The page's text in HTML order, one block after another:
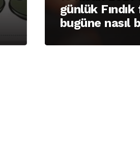
günlük Fındık
bugüne nasıl